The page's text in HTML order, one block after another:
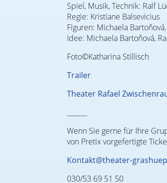
Spiel, Musik, Technik: Ralf
Regie: Kristiane Balsevicius
Figuren: Michaela
Idee: Michaela Bartoňová,
Foto©Katharina Stillisch
Trailer
Theater Rafael
Wenn Sie gerne für Ihre
von Pretix vorgefertigte
Kontakt@theater-
030/53 69 51 50